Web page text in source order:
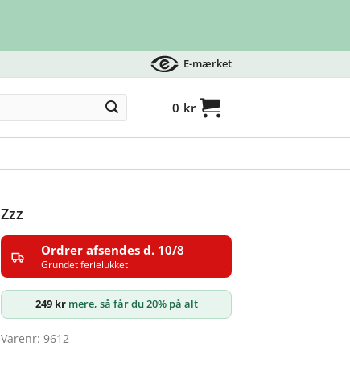
E-mærket
0 kr
Zzz
Ordrer afsendes d. 10/8
Grundet ferielukket
249 krmere, så får du 20% på alt
Varenr: 9612